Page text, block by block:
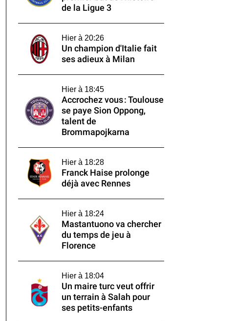
de la Ligue 3
Hier à 20:26
Un champion d'Italie fait
ses adieux à Milan
Hier à 18:45
Accrochez vous : Toulouse
se paye Sion Oppong,
talent de
Brommapojkarna
Hier à 18:28
Franck Haise prolonge
déjà avec Rennes
Hier à 18:24
Mastantuono va chercher
du temps de jeu à
Florence
Hier à 18:04
Un maire turc veut offrir
un terrain à Salah pour
ses petits-enfants